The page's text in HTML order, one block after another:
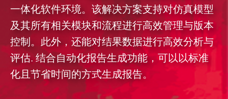
一体化软件环境。该解决方案支持对仿真模型
及其所有相关模块和流程进行高效管理与版本
控制。此外，还能对结果数据进行高效分析与
评估. 结合自动化报告生成功能，可以以标准
化且节省时间的方式生成报告。